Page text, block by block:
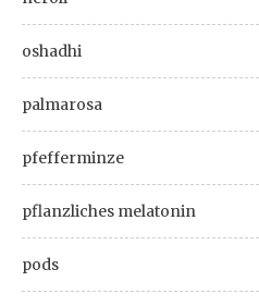
oshadhi
palmarosa
pfefferminze
pflanzliches melatonin
pods